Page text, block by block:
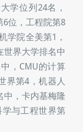
News世界大
美国最佳大
5及工程学院全
名世界第一。
坦福大学，麻省
美第一。CMU
位列全美前3。
评为全美五大最